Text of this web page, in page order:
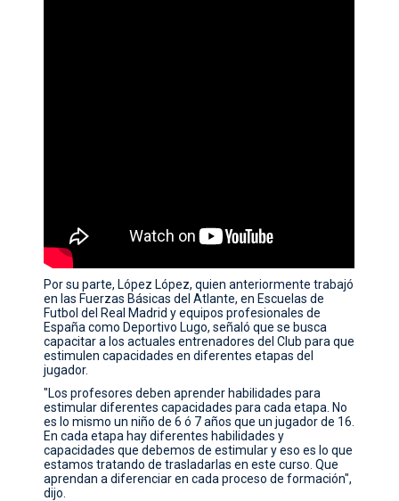
Por su parte, López López, quien anteriormente trabajó
en las Fuerzas Básicas del Atlante, en Escuelas de
Futbol del Real Madrid y equipos profesionales de
España como Deportivo Lugo, señaló que se busca
capacitar a los actuales entrenadores del Club para que
estimulen capacidades en diferentes etapas del
jugador.
"Los profesores deben aprender habilidades para
estimular diferentes capacidades para cada etapa. No
es lo mismo un niño de 6 ó 7 años que un jugador de 16.
En cada etapa hay diferentes habilidades y
capacidades que debemos de estimular y eso es lo que
estamos tratando de trasladarlas en este curso. Que
aprendan a diferenciar en cada proceso de formación",
dijo.